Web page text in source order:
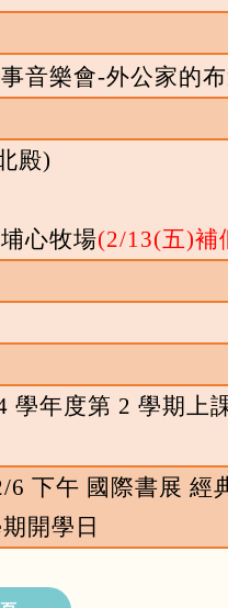
音樂會-外公家的
殿)
心牧場(2/13(五)補
學年度第 2 學期上
6 下午 國際書展 經
開學日